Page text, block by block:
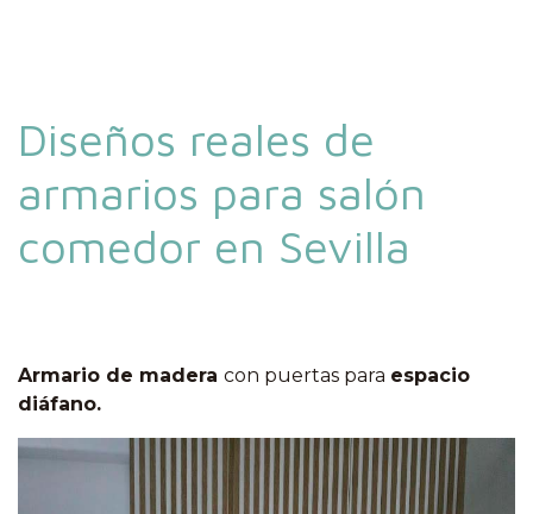
Diseños reales de
armarios para salón
comedor en Sevilla
Armario de madera con puertas para espacio
diáfano.